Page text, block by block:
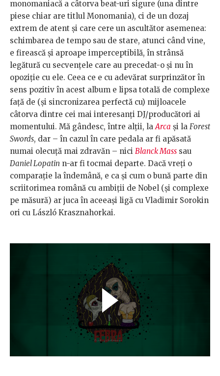
monomaniacă a câtorva beat-uri sigure (una dintre
piese chiar are titlul Monomania), ci de un dozaj
extrem de atent și care cere un ascultător asemenea:
schimbarea de tempo sau de stare, atunci când vine,
e firească și aproape imperceptibilă, în strânsă
legătură cu secvențele care au precedat-o și nu în
opoziție cu ele. Ceea ce e cu adevărat surprinzător în
sens pozitiv în acest album e lipsa totală de complexe
față de (și sincronizarea perfectă cu) mijloacele
câtorva dintre cei mai interesanți DJ/producători ai
momentului. Mă gândesc, între alții, laArca și la Forest
Swords, dar – în cazul în care pedala ar fi apăsată
numai olecuță mai zdravăn – nici Blanck Mass sau
Daniel Lopatin n-ar fi tocmai departe. Dacă vreți o
comparație la îndemână, e ca și cum o bună parte din
scriitorimea română cu ambiții de Nobel (și complexe
pe măsură) ar juca în aceeași ligă cu Vladimir Sorokin
ori cu László Krasznahorkai.